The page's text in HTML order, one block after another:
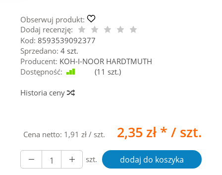
Obserwuj produkt:
Dodaj recenzję:
Kod: 8593539092377
Sprzedano: 4 szt.
Producent: KOH-I-NOOR HARDTMUTH
Dostępność:
(11 szt.)
Historia ceny
Cena netto: 1,91 zł / szt. 2,35 zł * / szt.
szt. dodaj do koszyka